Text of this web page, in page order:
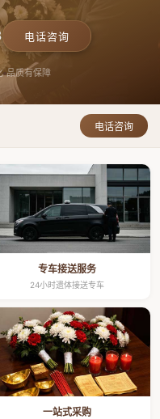
电话咨询
品质有保障
电话咨询
专车接送服务
24小时遗体接送专车
一站式采购